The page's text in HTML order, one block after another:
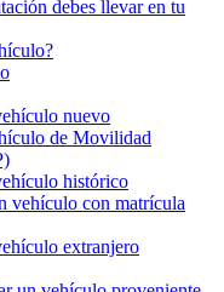
debes llevar en tu
nuevo
de Movilidad
histórico
vehículo con matrícula
extranjero